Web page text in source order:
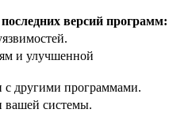
версий программ:
и улучшенной
другими программами.
вашей системы.